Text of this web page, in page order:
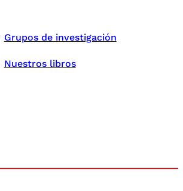
Grupos de investigación
Nuestros libros